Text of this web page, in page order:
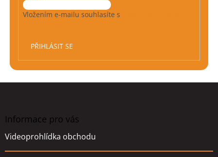
Vložením e-mailu souhlasíte s
PŘIHLÁSIT SE
Informace pro vás
Videoprohlídka obchodu